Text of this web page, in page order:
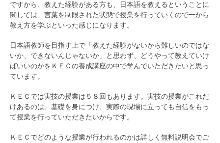
ですから、教えた経験がある方も、日本語を教えるということに
関しては、言葉を制限された状態で授業を行っていくので一から
教え方を学ぶといった感じになります。
日本語教師を目指す上で「教えた経験がないから難しいのではな
いか、できないんじゃないか」と思わず、どうやって教えていけ
ばいいのかをＫＥＣの養成講座の中で学んでいただきたいと思っ
ています。
ＫＥＣでは実技の授業は５８回もあります。実技の授業がこれだ
けあるのは、基礎を身につけ、実際の現場に立っても自信をもっ
て授業を行っていただきたいからです。
ＫＥＣでどのような授業が行われるのかは詳しく無料説明会でご